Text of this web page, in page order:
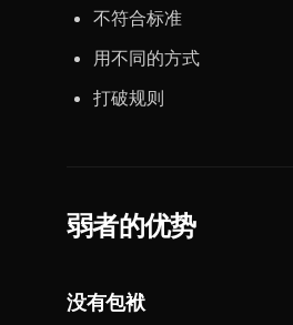
不符合标准
用不同的方式
打破规则
弱者的优势
没有包袱